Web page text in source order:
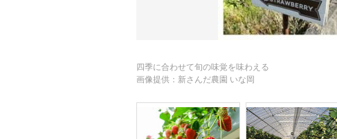
四季に合わせて旬の味覚を味わえる
画像提供：新さんだ農園 いな岡